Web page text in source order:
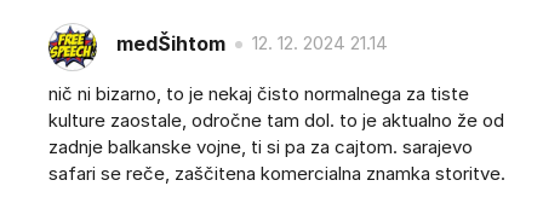
medŠihtom 12. 12. 2024 21.14
nič ni bizarno, to je nekaj čisto normalnega za tiste
kulture zaostale, odročne tam dol. to je aktualno že od
zadnje balkanske vojne, ti si pa za cajtom. sarajevo
safari se reče, zaščitena komercialna znamka storitve.